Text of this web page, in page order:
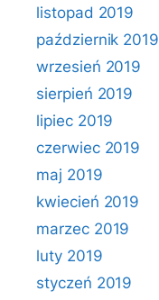
listopad 2019
październik 2019
wrzesień 2019
sierpień 2019
lipiec 2019
czerwiec 2019
maj 2019
kwiecień 2019
marzec 2019
luty 2019
styczeń 2019